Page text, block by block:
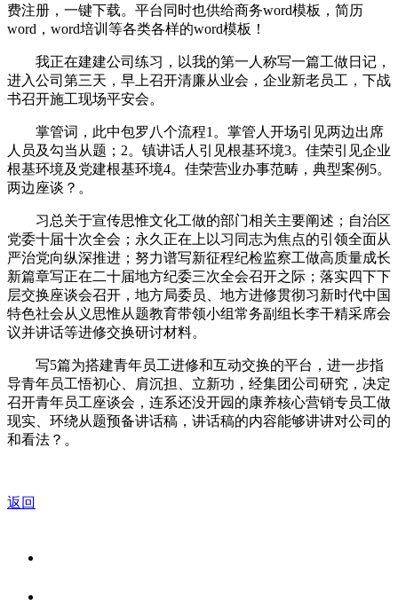
费注册，一键下载。平台同时也供给商务word模板，简历
word，word培训等各类各样的word模板！
我正在建建公司练习，以我的第一人称写一篇工做日记，
进入公司第三天，早上召开清廉从业会，企业新老员工，下战
书召开施工现场平安会。
掌管词，此中包罗八个流程1。掌管人开场引见两边出席
人员及勾当从题；2。镇讲话人引见根基环境3。佳荣引见企业
根基环境及党建根基环境4。佳荣营业办事范畴，典型案例5。
两边座谈？。
习总关于宣传思惟文化工做的部门相关主要阐述；自治区
党委十届十次全会；永久正在上以习同志为焦点的引领全面从
严治党向纵深推进；努力谱写新征程纪检监察工做高质量成长
新篇章写正在二十届地方纪委三次全会召开之际；落实四下下
层交换座谈会召开，地方局委员、地方进修贯彻习新时代中国
特色社会从义思惟从题教育带领小组常务副组长李干精采席会
议并讲话等进修交换研讨材料。
写5篇为搭建青年员工进修和互动交换的平台，进一步指
导青年员工悟初心、肩沉担、立新功，经集团公司研究，决定
召开青年员工座谈会，连系还没开园的康养核心营销专员工做
现实、环绕从题预备讲话稿，讲话稿的内容能够讲讲对公司的
和看法？。
返回